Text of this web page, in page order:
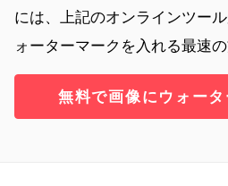
には、上記のオンラインツー
ォーターマークを入れる最速の
無料で画像にウォー